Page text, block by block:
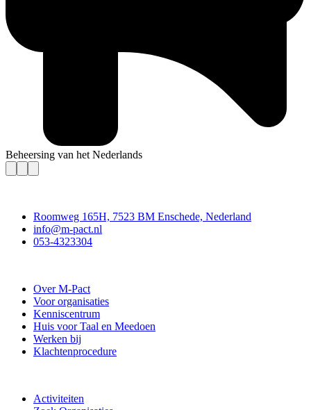
Beheersing van het Nederlands
Roomweg 165H, 7523 BM Enschede, Nederland
info@m-pact.nl
053-4323304
Over M-Pact
Voor organisaties
Kenniscentrum
Huis voor Taal en Meedoen
Werken bij
Klachtenprocedure
Activiteiten